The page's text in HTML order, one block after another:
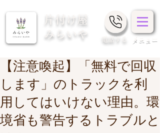
片付け屋
みらいや
​電話する メニュー
【注意喚起】「無料で回収
します」のトラックを利
用してはいけない理由。環
境省も警告するトラブルと